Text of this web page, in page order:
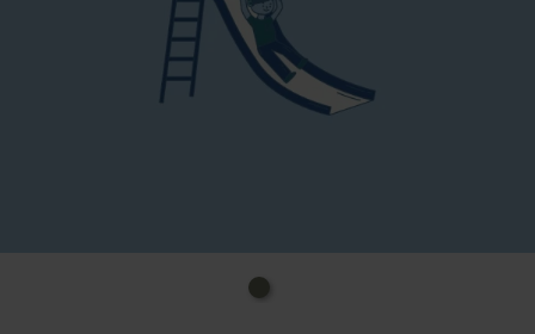
Airhockey, Kicker, Tischtennis und weitere
Spielgeräte sorgen für zusätzliche Abwechslung –
ideal für kurze Pausen oder kleine Challenges